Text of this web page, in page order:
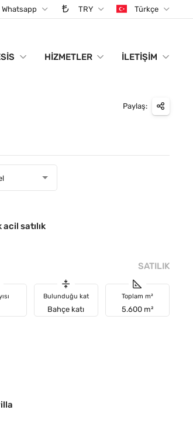
Whatsapp TRY Türkçe
HIZMETLER İLETIŞIM
Paylaş:
satılık
SATILIK
Bulunduğu kat
Bahçe katı
Toplam m²
5.600 m²